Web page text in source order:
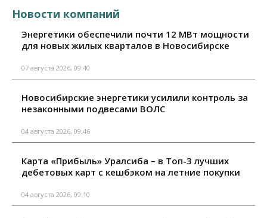
Новости компаний
Энергетики обеспечили почти 12 МВт мощности
для новых жилых кварталов в Новосибирске
07 августа 2026, 09:40
Новосибирские энергетики усилили контроль за
незаконными подвесами ВОЛС
04 августа 2026, 09:46
Карта «Прибыль» Уралсиба – в Топ-3 лучших
дебетовых карт с кешбэком на летние покупки
04 августа 2026, 09:10